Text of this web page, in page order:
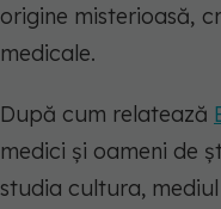
origine misterioasă,
medicale.
După cum relatează
medici și oameni de
studia cultura,